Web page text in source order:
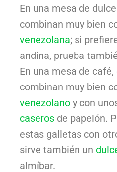
En una mesa de
combinan muy bien
venezolana; si
andina, prueba
En una mesa de
combinan muy bien
venezolano y con
caseros de papelón.
estas galletas con
sirve también un
almíbar.